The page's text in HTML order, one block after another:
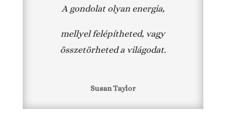
A gondolat olyan energia,
mellyel felépítheted, vagy
összetörheted a világodat.
Susan Taylor